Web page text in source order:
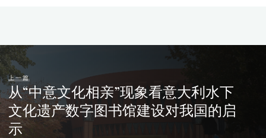
上一篇
从“中意文化相亲”现象看意大利水下
文化遗产数字图书馆建设对我国的启
示